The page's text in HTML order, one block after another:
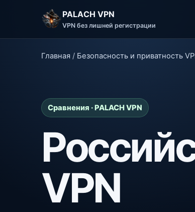
PALACH VPN
VPN без лишней регистрации
Главная / Безопасность и приватность
Сравнения · PALACH VPN
VPN